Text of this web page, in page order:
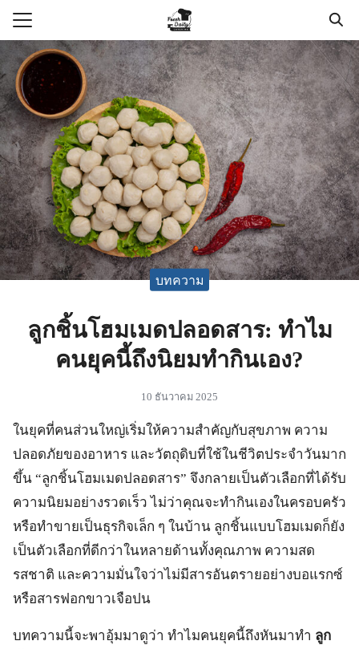
content
ก
ม
เรา
รา
Search
for:
บทความ
ลูกชิ้นโฮมเมดปลอดสาร: ทำไม
คนยุคนี้ถึงนิยมทำกินเอง?
10 ธันวาคม 2025
ในยุคที่คนส่วนใหญ่เริ่มให้ความสำคัญกับสุขภาพ ความ
ปลอดภัยของอาหาร และวัตถุดิบที่ใช้ในชีวิตประจำวันมาก
ขึ้น “ลูกชิ้นโฮมเมดปลอดสาร” จึงกลายเป็นตัวเลือกที่ได้รับ
ความนิยมอย่างรวดเร็ว ไม่ว่าคุณจะทำกินเองในครอบครัว
หรือทำขายเป็นธุรกิจเล็ก ๆ ในบ้าน ลูกชิ้นแบบโฮมเมดก็ยัง
เป็นตัวเลือกที่ดีกว่าในหลายด้านทั้งคุณภาพ ความสด
รสชาติ และความมั่นใจว่าไม่มีสารอันตรายอย่างบอแรกซ์
หรือสารฟอกขาวเจือปน
บทความนี้จะพาอุ้มมาดูว่า ทำไมคนยุคนี้ถึงหันมาทำ ลูก